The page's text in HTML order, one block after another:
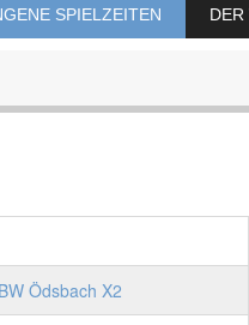
SPIELZEITEN DER
Ödsbach X2